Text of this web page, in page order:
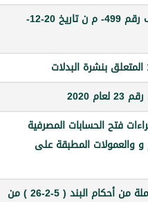
قرار مجلس النقد والتسليف رقم 499- م ن تاريخ 20-12-
2020
5102 حول إجراءات فتح الحسابات المصرفية
تطبيق القرار 5 - م و والعمولات المطبقة على
استثناء كافة المصارف العاملة من أحكام البند ( 5-2-26 ) من